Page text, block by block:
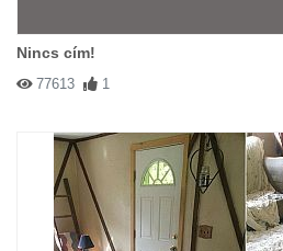
Nincs cím!
77613 1